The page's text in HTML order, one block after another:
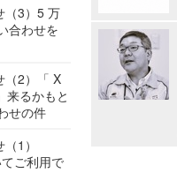
（3）5 万
合わせを
（2）「 X
来るかもと
せの件
1）
ご利用で